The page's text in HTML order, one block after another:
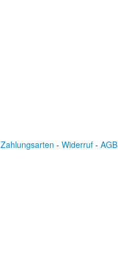
Zahlungsarten - Widerruf - AGB